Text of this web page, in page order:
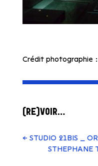
Crédit photographie
(RE)VOIR…
← STUDIO 21BIS _
STHEPHANE